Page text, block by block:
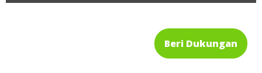
Beri Dukungan